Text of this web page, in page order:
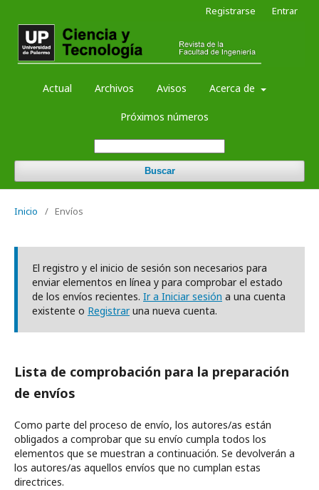
Actual Archivos Avisos Acerca de
Próximos números
Buscar
Registrarse Entrar
Inicio / Envíos
El registro y el inicio de sesión son necesarios para
enviar elementos en línea y para comprobar el estado
de los envíos recientes. Ir a Iniciar sesión a una cuenta
existente o Registraruna nueva cuenta.
Lista de comprobación para la preparación
de envíos
Como parte del proceso de envío, los autores/as están
obligados a comprobar que su envío cumpla todos los
elementos que se muestran a continuación. Se devolverán a
los autores/as aquellos envíos que no cumplan estas
directrices.